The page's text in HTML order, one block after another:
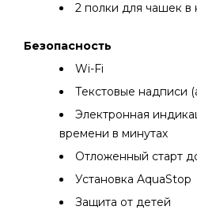
2 полки для чашек в
Безопасность
Wi-Fi
Текстовые надписи
Электронная
времени в минутах
Отложенный старт
Установка AquaStop
Защита от детей